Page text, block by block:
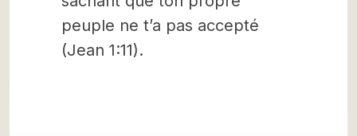
peuple ne t’a pas accepté
(Jean 1:11).